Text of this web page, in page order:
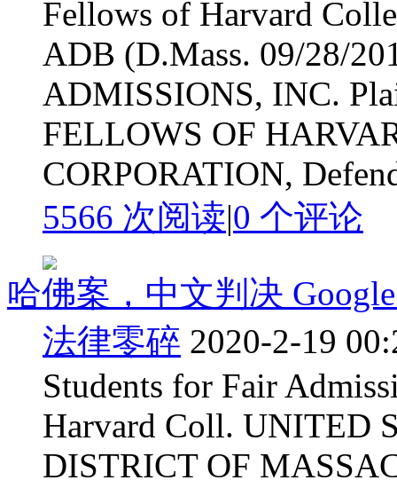
Fellows of Harvard
ADB (D.Mass. 09/28/
ADMISSIONS, INC.
FELLOWS OF
CORPORATION,
5566 次阅读|0 个评论
哈佛案，中文判决 Google
法律零碎 2020-2-19
Students for Fair
Harvard Coll. UNITED
DISTRICT OF